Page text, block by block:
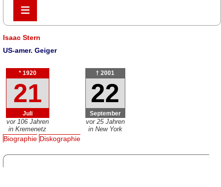
≡
≡
Isaac Stern
US-amer. Geiger
* 1920
21
Juli
vor 106 Jahren
in Kremenetz
† 2001
22
September
vor 25 Jahren
in New York
Biographie Diskographie